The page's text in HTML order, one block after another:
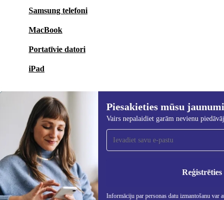
Samsung telefoni
MacBook
Portatīvie datori
iPad
Piesakieties mūsu
Vairs nepalaidiet garām nevienu
Reģistrēties
Informāciju par personas datu izmantošanu var
Piesakieties mūsu jaunumu
saņemšanai!
Nekad vairs nepalaidiet garām nevienu
piedāvājumu.